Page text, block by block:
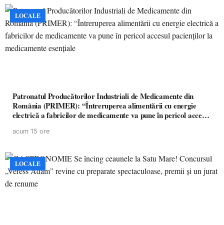
LOCALE
Patronatul Producătorilor Industriali de Medicamente din
România (PRIMER): “Întreruperea alimentării cu energie
electrică a fabricilor de medicamente va pune în pericol accesul
acum 15 ore
LOCALE